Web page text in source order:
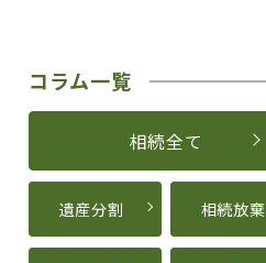
コラム一覧
相続全て
遺産分割 相続放棄